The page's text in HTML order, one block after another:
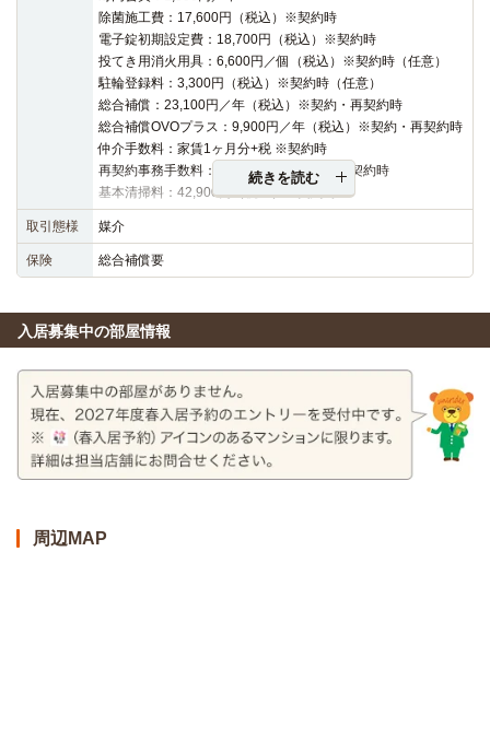
除菌施工費：17,600円（税込）※契約時
電子錠初期設定費：18,700円（税込）※契約時
投てき用消火用具：6,600円／個（税込）※契約時（任意）
駐輪登録料：3,300円（税込）※契約時（任意）
総合補償：23,100円／年（税込）※契約・再契約時
総合補償OVOプラス：9,900円／年（税込）※契約・再契約時
仲介手数料：家賃1ヶ月分+税 ※契約時
再契約事務手数料：16,500円（税込）※再契約時
基本清掃料：42,900円（税込）※契約時
続きを読む
取引態様 媒介
保険 総合補償要
入居募集中の部屋情報
周辺MAP